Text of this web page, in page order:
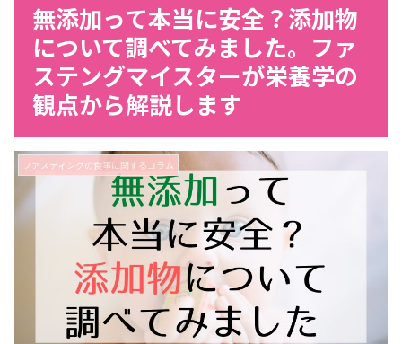
無添加って本当に安全？添加物
について調べてみました。ファ
ステングマイスターが栄養学の
観点から解説します
ファスティングの食事に関するコラム